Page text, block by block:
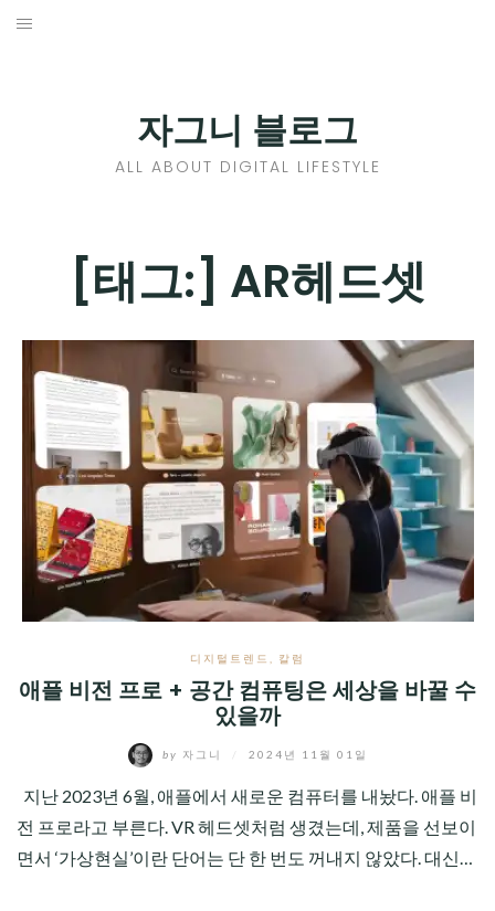
Skip
자그니 블로그
ALL ABOUT DIGITAL LIFESTYLE
[태그:] AR헤드셋
디지털트렌드 칼럼
애플 비전 프로 + 공간 컴퓨팅은 세상을 바꿀 수
있을까
by 자그니 2024년 11월 01일
지난 2023년 6월, 애플에서 새로운 컴퓨터를 내놨다. 애플 비
전 프로라고 부른다. VR 헤드셋처럼 생겼는데, 제품을 선보이
면서 ‘가상현실’이란 단어는 단 한 번도 꺼내지 않았다. 대신…
CHILD
디지털트렌드
EXPAND
CHILD
MENU
신제품
EXPAND
CHILD
MENU
제품리뷰
EXPAND
CHILD
MENU